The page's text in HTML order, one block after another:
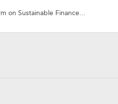
on Sustainable Finance...